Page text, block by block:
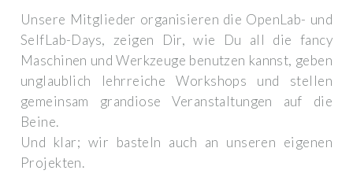
Unsere Mitglieder organisieren die OpenLab- und
SelfLab-Days, zeigen Dir, wie Du all die fancy
Maschinen und Werkzeuge benutzen kannst, geben
unglaublich lehrreiche Workshops und stellen
gemeinsam grandiose Veranstaltungen auf die
Beine.
Und klar; wir basteln auch an unseren eigenen
Projekten.